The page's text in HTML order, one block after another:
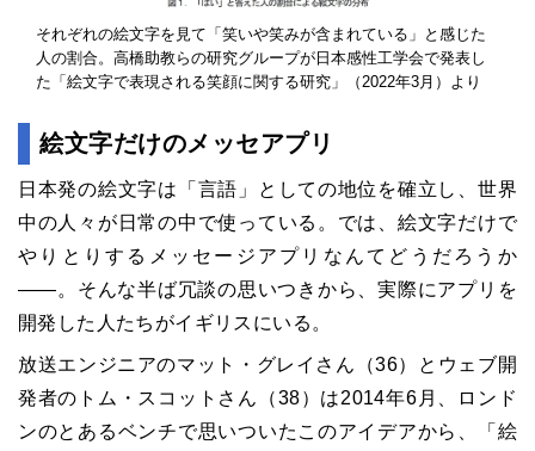
それぞれの絵文字を見て「笑いや笑みが含まれている」と感じた
人の割合。高橋助教らの研究グループが日本感性工学会で発表し
た「絵文字で表現される笑顔に関する研究」（2022年3月）より
絵文字だけのメッセアプリ
日本発の絵文字は「言語」としての地位を確立し、世界
中の人々が日常の中で使っている。では、絵文字だけで
やりとりするメッセージアプリなんてどうだろうか
――。そんな半ば冗談の思いつきから、実際にアプリを
開発した人たちがイギリスにいる。
放送エンジニアのマット・グレイさん（36）とウェブ開
発者のトム・スコットさん（38）は2014年6月、ロンド
ンのとあるベンチで思いついたこのアイデアから、「絵